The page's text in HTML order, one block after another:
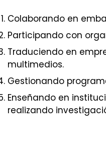
Colaborando en
Participando con
Traduciendo en
multimedios.
Gestionando
Enseñando en
realizando